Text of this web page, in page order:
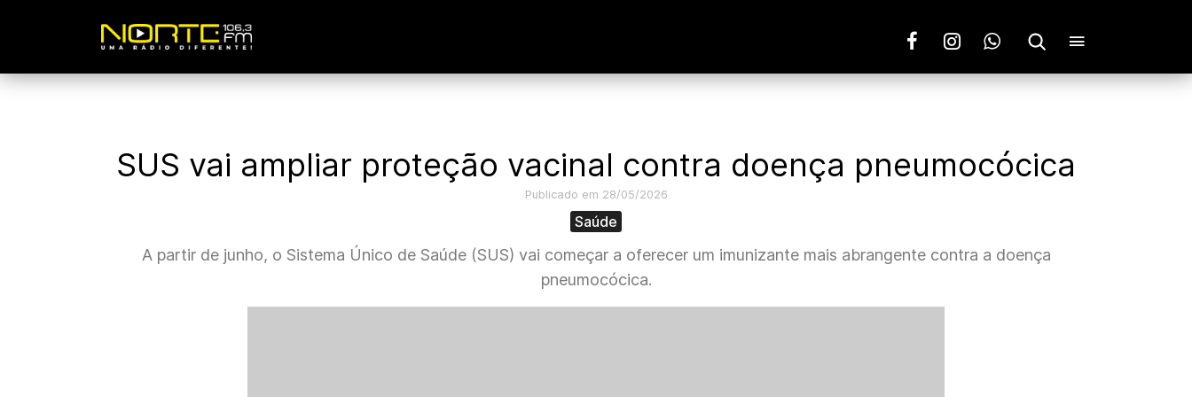
SUS vai ampliar proteção vacinal contra doença pneumocócica
Publicado em 28/05/2026
Saúde
A partir de junho, o Sistema Único de Saúde (SUS) vai começar a oferecer um imunizante mais abrangente contra a doença
pneumocócica.